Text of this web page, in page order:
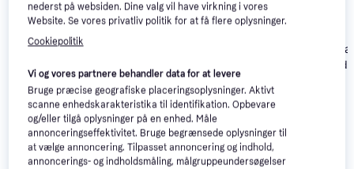
adidas Sneaker Low
Kastaniebrun/Hvid
557 kr.
Eller 3 betalinger af 186 kr.
Black/Cloud
White/Gum5
675 kr.
Eller 3 betalinger af 225 kr.
adidas Samba
OG W - Cloud
Anmeldelser
nederst på websiden. Dine valg vil have virkning i vores
Website. Se vores privatliv politik for at få flere oplysninger.
Cookiepolitik
Vi og vores partnere behandler data for at levere
Bruge præcise geografiske placeringsoplysninger. Aktivt
scanne enhedskarakteristika til identifikation. Opbevare
og/eller tilgå oplysninger på en enhed. Måle
annonceringseffektivitet. Bruge begrænsede oplysninger til
at vælge annoncering. Tilpasset annoncering og indhold,
annoncerings- og indholdsmåling, målgruppeundersøgelser